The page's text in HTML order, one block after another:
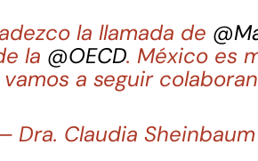
la llamada de
la @OECD. México es
vamos a seguir
Dra. Claudia